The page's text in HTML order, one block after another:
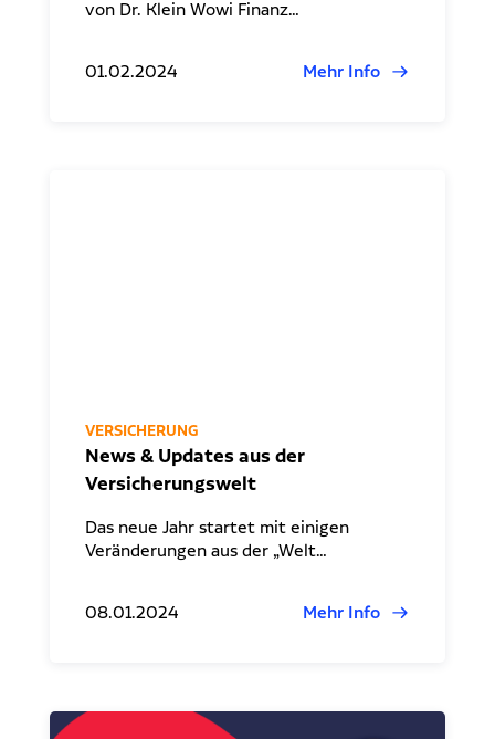
von Dr. Klein Wowi Finanz…
01.02.2024 Mehr Info
VERSICHERUNG
News & Updates aus der
Versicherungswelt
Das neue Jahr startet mit einigen
Veränderungen aus der „Welt…
08.01.2024 Mehr Info